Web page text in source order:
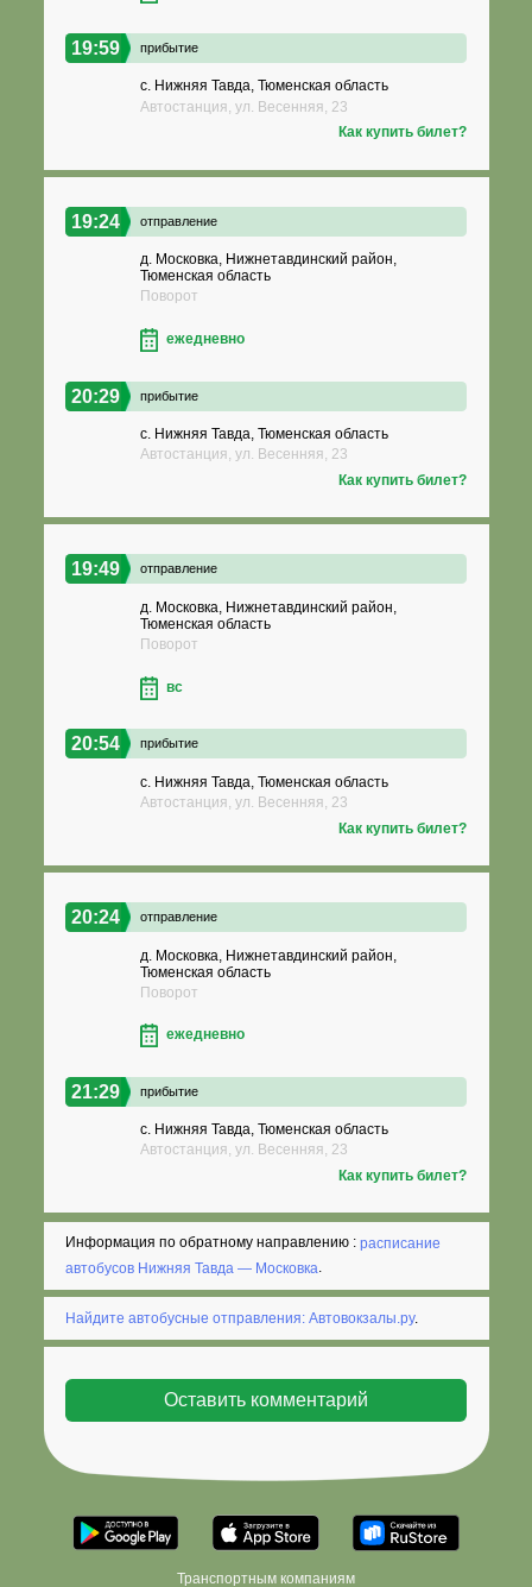
19:59 прибытие
с. Нижняя Тавда, Тюменская область
Автостанция, ул. Весенняя, 23
Как купить билет?
19:24 отправление
д. Московка, Нижнетавдинский район,
Тюменская область
Поворот
ежедневно
20:29 прибытие
с. Нижняя Тавда, Тюменская область
Автостанция, ул. Весенняя, 23
Как купить билет?
19:49 отправление
д. Московка, Нижнетавдинский район,
Тюменская область
Поворот
вс
20:54 прибытие
с. Нижняя Тавда, Тюменская область
Автостанция, ул. Весенняя, 23
Как купить билет?
20:24 отправление
д. Московка, Нижнетавдинский район,
Тюменская область
Поворот
ежедневно
21:29 прибытие
с. Нижняя Тавда, Тюменская область
Автостанция, ул. Весенняя, 23
Как купить билет?
Информация по обратному направлению :расписание
автобусов Нижняя Тавда — Московка.
Найдите автобусные отправления: Автовокзалы.ру.
Транспортным компаниям